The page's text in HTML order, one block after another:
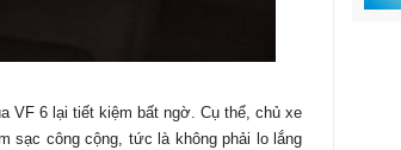
VF 6 lại tiết kiệm bất ngờ. Cụ thể, chủ xe
sạc công cộng, tức là không phải lo lắng